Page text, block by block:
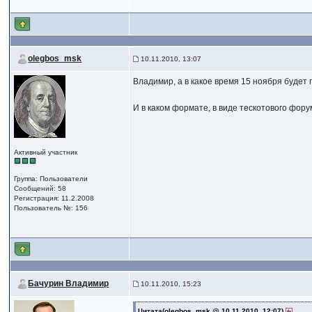
olegbos_msk 10.11.2010, 13:07
Активный участник
Группа: Пользователи
Сообщений: 58
Регистрация: 11.2.2008
Пользователь №: 156
Владимир, а в какое время 15 ноября будет
И в каком формате, в виде тескотового
Бачурин Владимир 10.11.2010, 15:23